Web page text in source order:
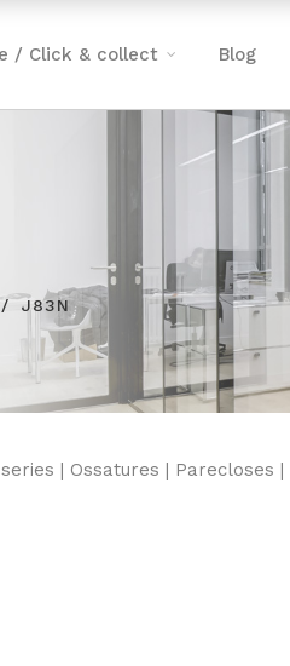
/ Click & collect Blog
J83N
| Ossatures | Parecloses |